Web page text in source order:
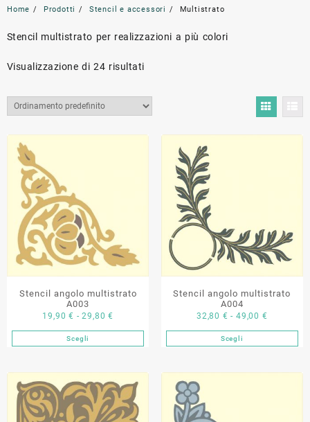
Home Prodotti Stencil e accessori Multistrato
Stencil multistrato per realizzazioni a più colori
Visualizzazione di 24 risultati
Stencil angolo multistrato
A003
19,90€ - 29,80€
di
prezzo:
19,90 €
a
29,80 €
ScegliQuesto
ha
più
varianti.
Le
Stencil angolo multistrato
A004
32,80 € - 49,00 €
di
prezzo:
32,80 €
ScegliQuesto
ha